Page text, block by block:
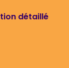
détaillé